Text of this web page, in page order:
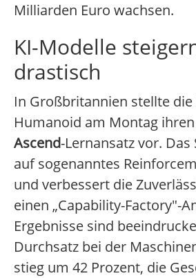
Milliarden Euro wachsen.
KI-Modelle
drastisch
In Großbritannien stellte die
Humanoid am Montag
Ascend-Lernansatz vor. Das
auf sogenanntes
und verbessert die
einen „Capability-Factory"-
Ergebnisse sind
Durchsatz bei der
stieg um 42 Prozent, die